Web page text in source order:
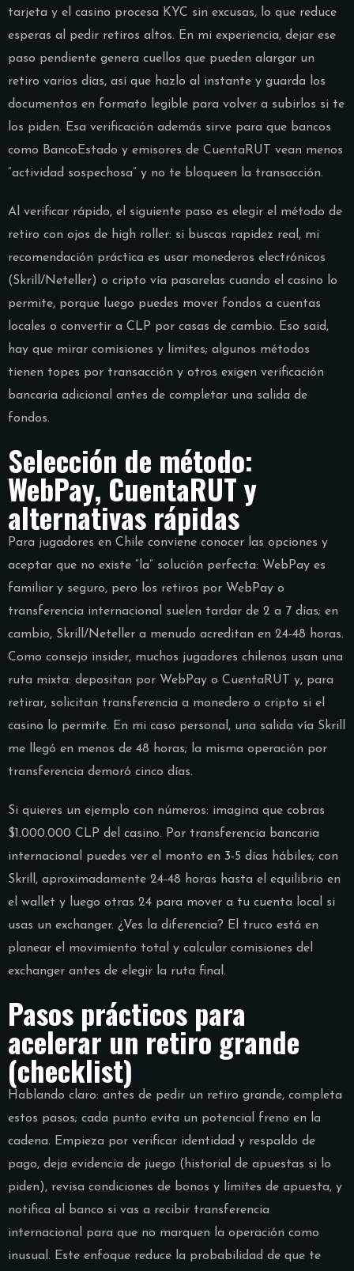
tarjeta y el casino procesa KYC sin excusas, lo que reduce
esperas al pedir retiros altos. En mi experiencia, dejar ese
paso pendiente genera cuellos que pueden alargar un
retiro varios días, así que hazlo al instante y guarda los
documentos en formato legible para volver a subirlos si te
los piden. Esa verificación además sirve para que bancos
como BancoEstado y emisores de CuentaRUT vean menos
“actividad sospechosa” y no te bloqueen la transacción.
Al verificar rápido, el siguiente paso es elegir el método de
retiro con ojos de high roller: si buscas rapidez real, mi
recomendación práctica es usar monederos electrónicos
(Skrill/Neteller) o cripto vía pasarelas cuando el casino lo
permite, porque luego puedes mover fondos a cuentas
locales o convertir a CLP por casas de cambio. Eso said,
hay que mirar comisiones y límites; algunos métodos
tienen topes por transacción y otros exigen verificación
bancaria adicional antes de completar una salida de
fondos.
Selección de método:
WebPay, CuentaRUT y
alternativas rápidas
Para jugadores en Chile conviene conocer las opciones y
aceptar que no existe “la” solución perfecta: WebPay es
familiar y seguro, pero los retiros por WebPay o
transferencia internacional suelen tardar de 2 a 7 días; en
cambio, Skrill/Neteller a menudo acreditan en 24-48 horas.
Como consejo insider, muchos jugadores chilenos usan una
ruta mixta: depositan por WebPay o CuentaRUT y, para
retirar, solicitan transferencia a monedero o cripto si el
casino lo permite. En mi caso personal, una salida vía Skrill
me llegó en menos de 48 horas; la misma operación por
transferencia demoró cinco días.
Si quieres un ejemplo con números: imagina que cobras
$1.000.000 CLP del casino. Por transferencia bancaria
internacional puedes ver el monto en 3-5 días hábiles; con
Skrill, aproximadamente 24-48 horas hasta el equilibrio en
el wallet y luego otras 24 para mover a tu cuenta local si
usas un exchanger. ¿Ves la diferencia? El truco está en
planear el movimiento total y calcular comisiones del
exchanger antes de elegir la ruta final.
Pasos prácticos para
acelerar un retiro grande
(checklist)
Hablando claro: antes de pedir un retiro grande, completa
estos pasos; cada punto evita un potencial freno en la
cadena. Empieza por verificar identidad y respaldo de
pago, deja evidencia de juego (historial de apuestas si lo
piden), revisa condiciones de bonos y límites de apuesta, y
notifica al banco si vas a recibir transferencia
internacional para que no marquen la operación como
inusual. Este enfoque reduce la probabilidad de que te